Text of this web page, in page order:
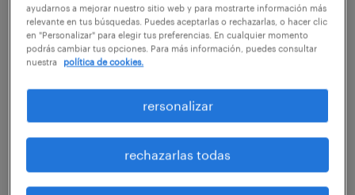
bajó 3 en relación al trimestre
inmediatamente anterior, alcanzando 70% de
personas “a gusto” o “muy a gusto” con su
empleador. A pesar de que este indicador
nunca bajó de 66% durante 2015, lo que es
bastante positivo, el panorama resulta aún
más auspicioso si miramos cómo se
ayudarnos a mejorar nuestro sitio web y para mostrarte información más
relevante en tus búsquedas. Puedes aceptarlas o rechazarlas, o hacer clic
en "Personalizar" para elegir tus preferencias. En cualquier momento
podrás cambiar tus opciones. Para más información, puedes consultar
nuestra
política de cookies.
rersonalizar
rechazarlas todas